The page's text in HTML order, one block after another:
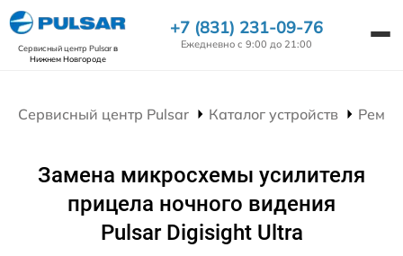
Сервисный центр Pulsarв
Нижнем Новгороде
+7 (831) 231-09-76
Ежедневно с 9:00 до 21:00
Сервисный центр Pulsar Каталог устройств
Замена микросхемы усилителя
прицела ночного видения
Pulsar Digisight Ultra